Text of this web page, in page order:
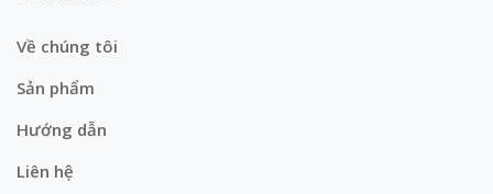
Về chúng tôi
Sản phẩm
Hướng dẫn
Liên hệ